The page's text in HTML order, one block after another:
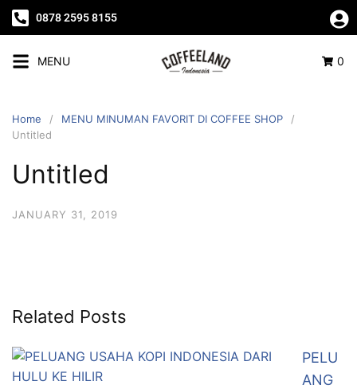
0878 2595 8155
MENU 0
Home
MENU MINUMAN FAVORIT DI COFFEE SHOP
Untitled
Untitled
JANUARY 31, 2019
Related Posts
PELU
ANG